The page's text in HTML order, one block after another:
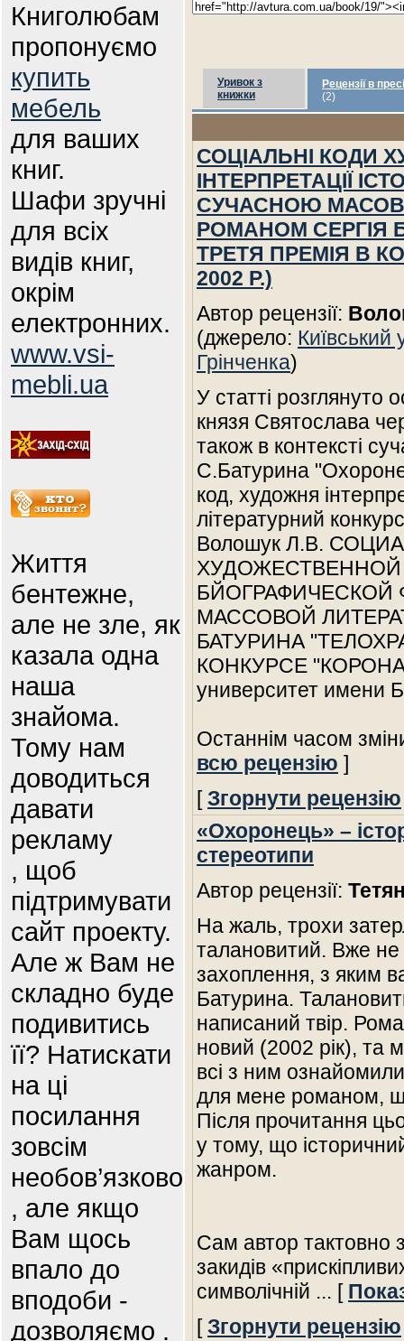
Книголюбам
пропонуємо
купить
мебель
для ваших
книг.
Шафи зручні
для всіх
видів книг,
окрім
електронних.
www.vsi-
mebli.ua
Життя
бентежне,
але не зле, як
казала одна
наша
знайома.
Тому нам
доводиться
давати
рекламу
, щоб
підтримувати
сайт проекту.
Але ж Вам не
складно буде
подивитись
її? Натискати
на ці
посилання
зовсім
необов’язково
, але якщо
Вам щось
впало до
вподоби -
дозволяємо .
Уривок з
книжки
Рецензії в пресі
(2)
СОЦІАЛЬНІ КОДИ
ІНТЕРПРЕТАЦІЇ
СУЧАСНОЮ
РОМАНОМ СЕРГІЯ
ТРЕТЯ ПРЕМІЯ В
2002 Р.)
Автор рецензії:
(джерело: Київський
Грінченка)
У статті розглянуто
князя Святослава
також в контексті
С.Батурина
код, художня
літературний
Волошук Л.В.
БЙОГРАФИЧЕСКОЙ
МАССОВОЙ
БАТУРИНА
КОНКУРСЕ
университет имени
Останнім часом
всю рецензію ]
[Згорнути рецензію
«Охоронець» –
стереотипи
Автор рецензії:
На жаль, трохи
талановитий. Вже не
захоплення, з яким
Батурина.
написаний твір.
новий (2002 рік), та
всі з ним
для мене романом,
Після прочитання
у тому, що
жанром.
Сам автор тактовно
закидів
символічній ... [
[Згорнути рецензію